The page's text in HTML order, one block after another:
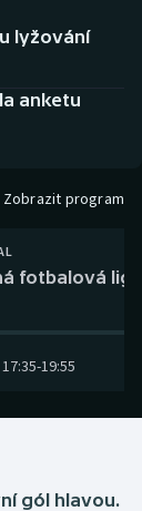
lyžování
anketu
Zobrazit program
fotbalová
17:35-19:55
gól hlavou.